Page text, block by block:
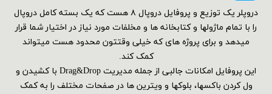
دروپلر یک توزیع و پروفایل دروپال ۸ هست که یک بسته کامل دروپال
را با تمام ماژولها و کتابخانه ها و مخلفات مورد نیاز در اختیار شما قرار
میدهد و برای پروژه های که خیلی وقتتون محدود هست میتواند
کمک کند.
این پروفایل امکانات جالبی از جمله مدیریت Drag&Drop با کشیدن و
ول کردن باکسها، بلوکها و ویترین ها در صفحات مختلف را به کمک